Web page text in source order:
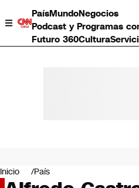
PaísMundoNegocios
Podcast y Programas
Futuro 360Cultura
Negocios
Deportes
Inicio País